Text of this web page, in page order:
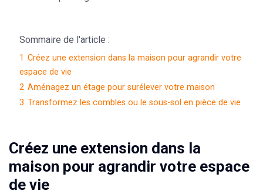
Sommaire de l'article :
1 Créez une extension dans la maison pour agrandir votre
espace de vie
2 Aménagez un étage pour surélever votre maison
3 Transformez les combles ou le sous-sol en pièce de vie
Créez une extension dans la
maison pour agrandir votre espace
de vie